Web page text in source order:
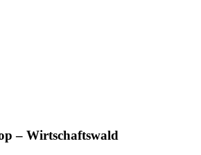
– Wirtschaftswald